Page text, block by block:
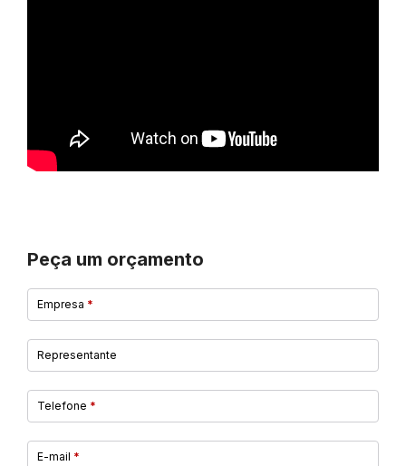
Peça um orçamento
Empresa *
Representante
Telefone *
E-mail *